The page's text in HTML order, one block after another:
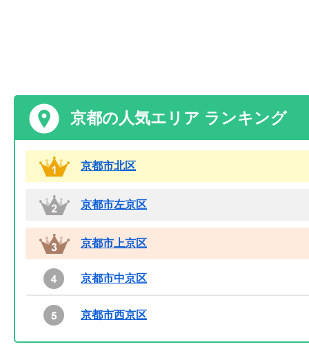
京都の人気エリア ランキング
京都市北区
京都市左京区
京都市上京区
京都市中京区
京都市西京区